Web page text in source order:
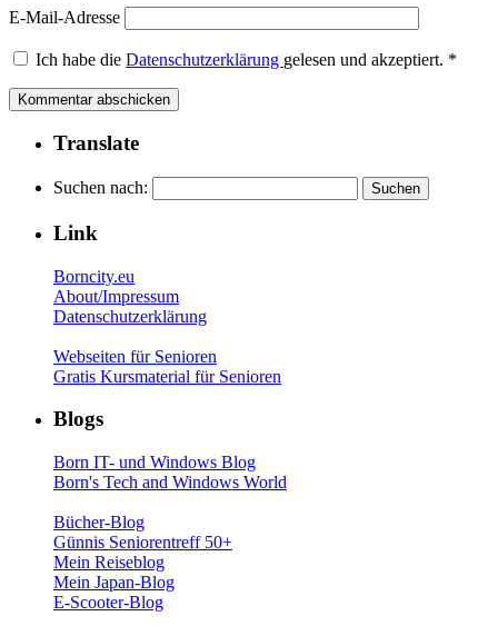
E-Mail-Adresse
Ich habe die Datenschutzerklärung gelesen und akzeptiert. *
Translate
Suchen nach:
Link
Borncity.eu
About/Impressum
Datenschutzerklärung
Webseiten für Senioren
Gratis Kursmaterial für Senioren
Blogs
Born IT- und Windows Blog
Born's Tech and Windows World
Bücher-Blog
Günnis Seniorentreff 50+
Mein Reiseblog
Mein Japan-Blog
E-Scooter-Blog